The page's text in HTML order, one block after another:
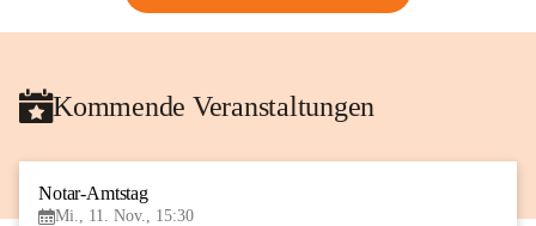
Kommende Veranstaltungen
Notar-Amtstag
Mi., 11. Nov., 15:30